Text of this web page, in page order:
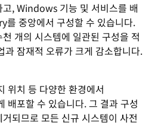
, Windows 기능 및 서비스를 배
중앙에서 구성할 수 있습니다.
개의 시스템에 일관된 구성을 적
과 잠재적 오류가 크게 감소합니다.
위치 등 다양한 환경에서
포할 수 있습니다. 그 결과 구성
되므로 모든 신규 시스템이 사전